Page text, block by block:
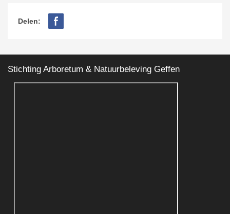
Delen:
Stichting Arboretum & Natuurbeleving Geffen